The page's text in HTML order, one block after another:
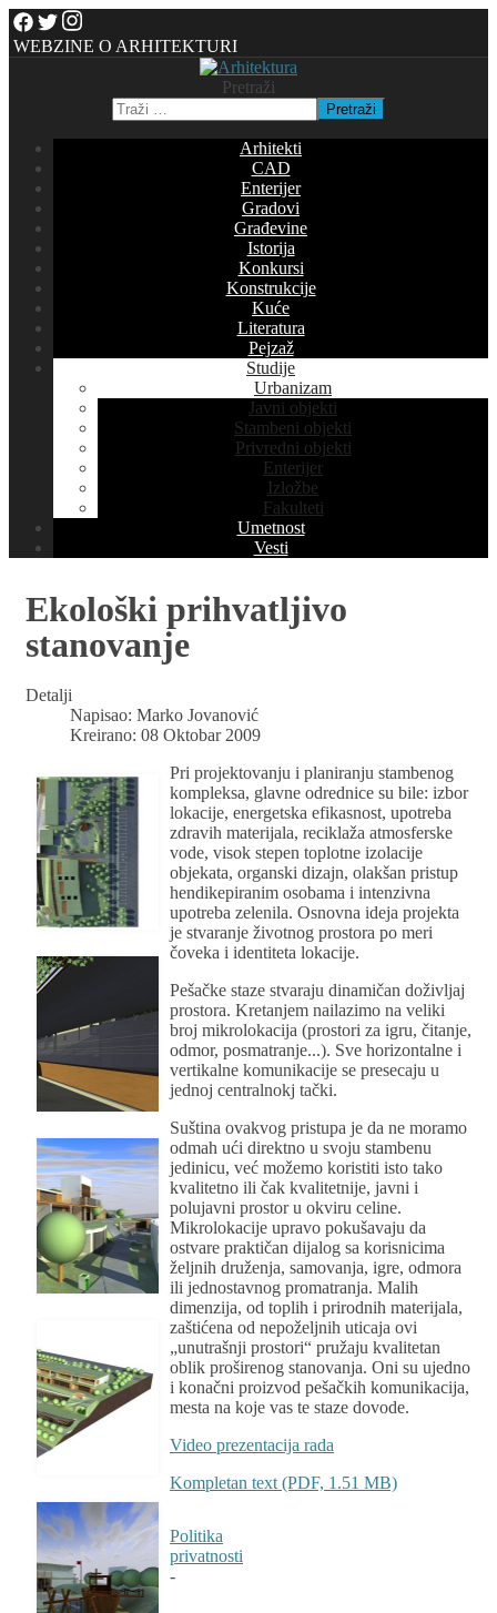
WEBZINE O ARHITEKTURI
Pretraži
Pretraži
Arhitekti
CAD
Enterijer
Gradovi
Građevine
Istorija
Konkursi
Konstrukcije
Kuće
Literatura
Pejzaž
Studije
Urbanizam
Javni objekti
Stambeni objekti
Privredni objekti
Enterijer
Izložbe
Fakulteti
Umetnost
Vesti
Ekološki prihvatljivo
stanovanje
Detalji
Napisao: Marko Jovanović
Kreirano: 08 Oktobar 2009
Pri projektovanju i planiranju stambenog
kompleksa, glavne odrednice su bile: izbor
lokacije, energetska efikasnost, upotreba
zdravih materijala, reciklaža atmosferske
vode, visok stepen toplotne izolacije
objekata, organski dizajn, olakšan pristup
hendikepiranim osobama i intenzivna
upotreba zelenila. Osnovna ideja projekta
je stvaranje životnog prostora po meri
čoveka i identiteta lokacije.
Pešačke staze stvaraju dinamičan doživljaj
prostora. Kretanjem nailazimo na veliki
broj mikrolokacija (prostori za igru, čitanje,
odmor, posmatranje...). Sve horizontalne i
vertikalne komunikacije se presecaju u
jednoj centralnokj tački.
Suština ovakvog pristupa je da ne moramo
odmah ući direktno u svoju stambenu
jedinicu, već možemo koristiti isto tako
kvalitetno ili čak kvalitetnije, javni i
polujavni prostor u okviru celine.
Mikrolokacije upravo pokušavaju da
ostvare praktičan dijalog sa korisnicima
željnih druženja, samovanja, igre, odmora
ili jednostavnog promatranja. Malih
dimenzija, od toplih i prirodnih materijala,
zaštićena od nepoželjnih uticaja ovi
„unutrašnji prostori“ pružaju kvalitetan
oblik proširenog stanovanja. Oni su ujedno
i konačni proizvod pešačkih komunikacija,
mesta na koje vas te staze dovode.
Video prezentacija rada
Kompletan text (PDF, 1.51 MB)
Politika
privatnosti
-